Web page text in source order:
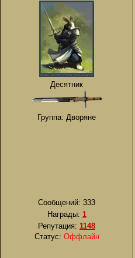
Десятник
Группа: Дворяне
Сообщений: 333
Награды: 1
Репутация: 1148
Статус: Оффлайн